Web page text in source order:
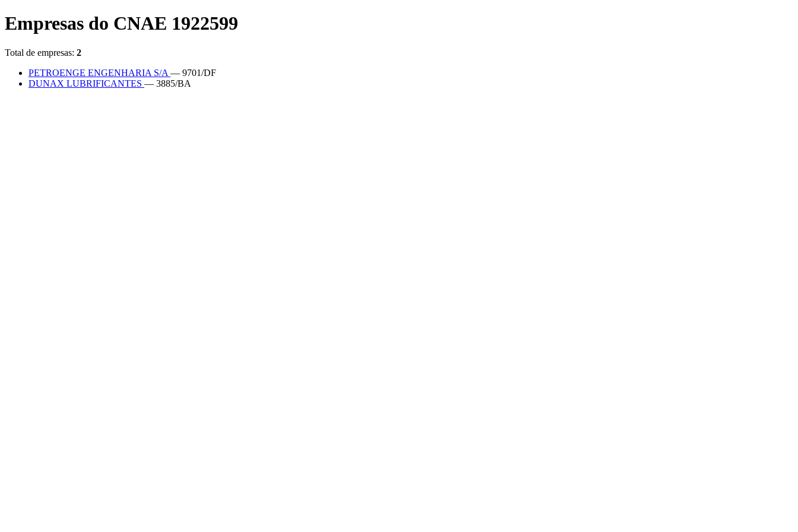
Empresas do CNAE 1922599
Total de empresas: 2
PETROENGE ENGENHARIA S/A — 9701/DF
DUNAX LUBRIFICANTES — 3885/BA